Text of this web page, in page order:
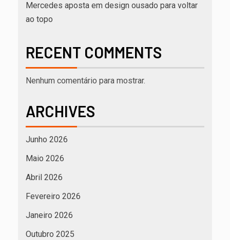
Mercedes aposta em design ousado para voltar
ao topo
RECENT COMMENTS
Nenhum comentário para mostrar.
ARCHIVES
Junho 2026
Maio 2026
Abril 2026
Fevereiro 2026
Janeiro 2026
Outubro 2025